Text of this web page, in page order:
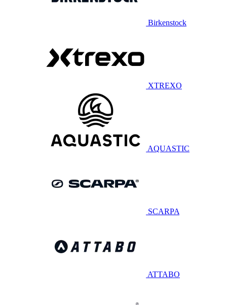
Birkenstock
XTREXO
AQUASTIC
SCARPA
ATTABO